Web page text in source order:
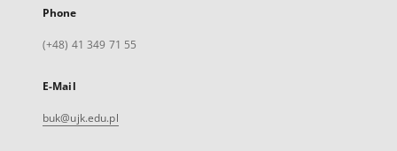
Phone
(+48) 41 349 71 55
E-Mail
buk@ujk.edu.pl